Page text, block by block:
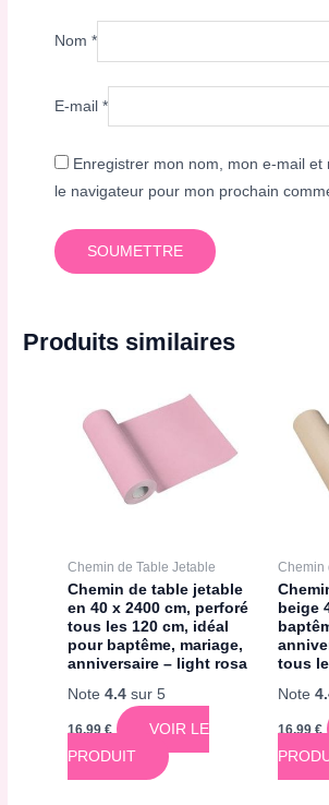
Nom*
E-mail*
Enregistrer mon nom, mon e-mail et
le navigateur pour mon prochain
Produits similaires
Chemin de Table Jetable
Chemin de table jetable
en 40 x 2400 cm, perforé
tous les 120 cm, idéal
pour baptême, mariage,
anniversaire – light rosa
Note4.4 sur 5
16,99€
VOIR LE
PRODUIT
Chemin
beige
tous
Note
16,99€